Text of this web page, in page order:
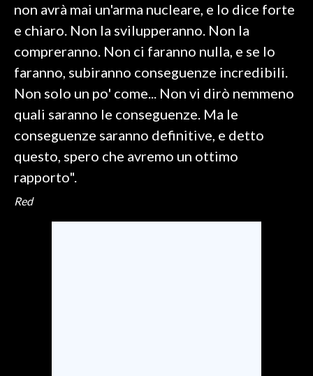
3 MINUTI CON
INFO AZIENDE
ABBONATI
ANNUNCI
NECROLOGI
PUBBLICITÀ
SPIAGGE
STORE
non avrà mai un'arma nucleare, e lo dice forte
e chiaro. Non la svilupperanno. Non la
compreranno. Non ci faranno nulla, e se lo
faranno, subiranno conseguenze incredibili.
Non solo un po' come... Non vi dirò nemmeno
quali saranno le conseguenze. Ma le
conseguenze saranno definitive, e detto
questo, spero che avremo un ottimo
rapporto".
Red